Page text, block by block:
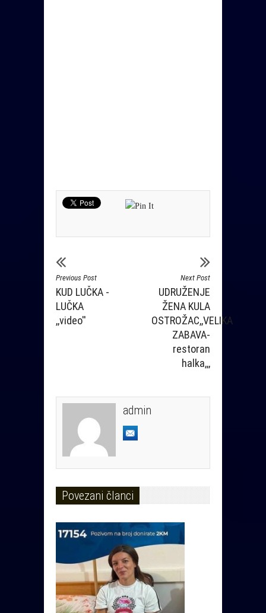
Previous Post
KUD LUČKA -
LUČKA
,,video''
Next Post
UDRUŽENJE
ŽENA KULA
OSTROŽAC,,VELIKA
ZABAVA-
restoran
halka,,,
admin
Povezani članci